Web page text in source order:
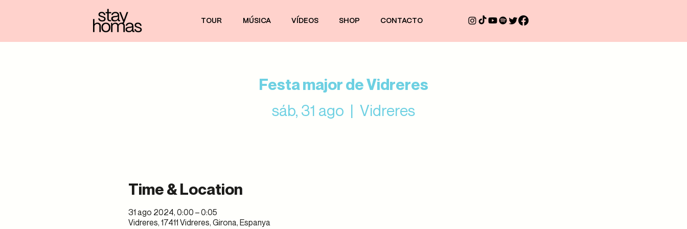
TOUR MÚSICA VÍDEOS SHOP CONTACTO
Festa major de Vidreres
sáb, 31 ago
  |
Vidreres
Time & Location
31 ago 2024, 0:00 – 0:05
Vidreres, 17411 Vidreres, Girona, Espanya